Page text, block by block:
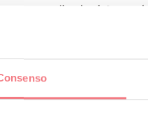
distante, ilcurling
le sfide dei Giochi
tra passato e futuro